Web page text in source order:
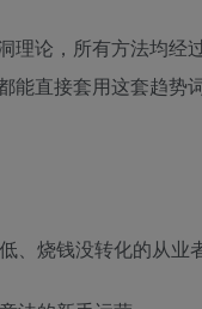
理论，所有方法均经
能直接套用这套趋势
、烧钱没转化的从业